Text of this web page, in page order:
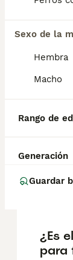
Sexo de la
Hembra
Macho
Rango de
Generación
Guardar
salud y
de
¿Es
para